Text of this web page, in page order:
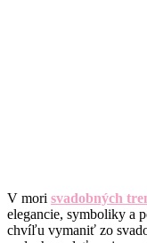
V mori svadobných
elegancie, symboliky a
chvíľu vymaniť zo